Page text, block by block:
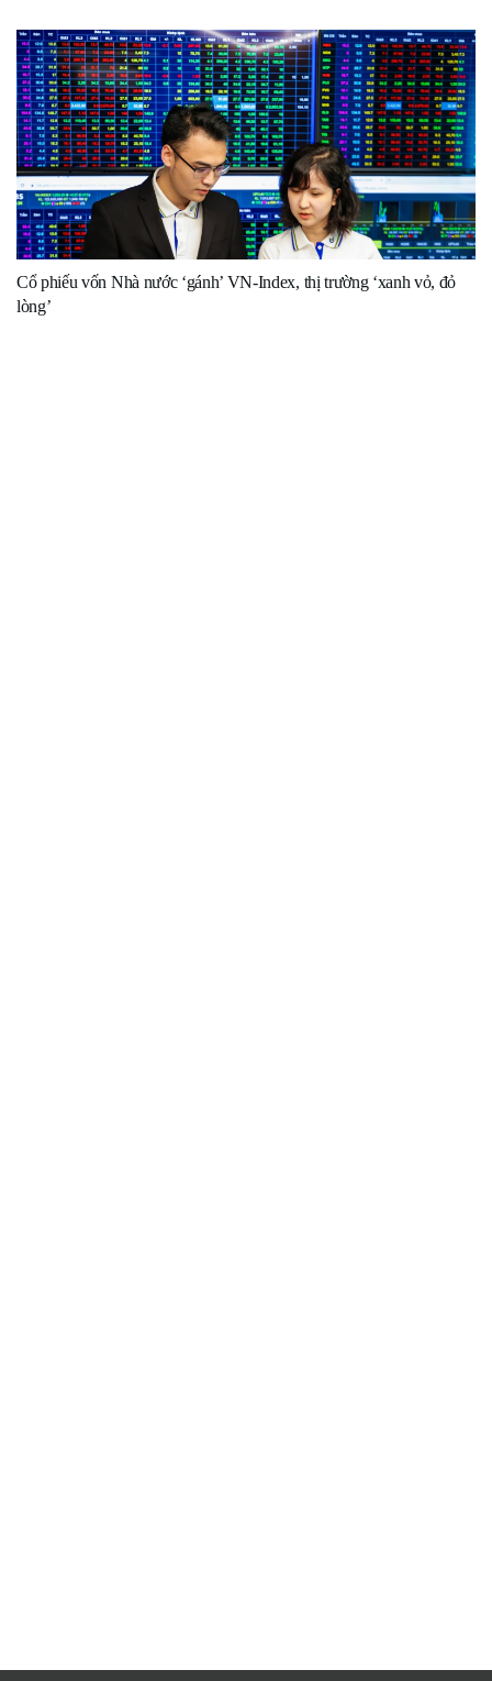
Cổ phiếu vốn Nhà nước ‘gánh’ VN-Index, thị trường ‘xanh vỏ, đỏ
lòng’